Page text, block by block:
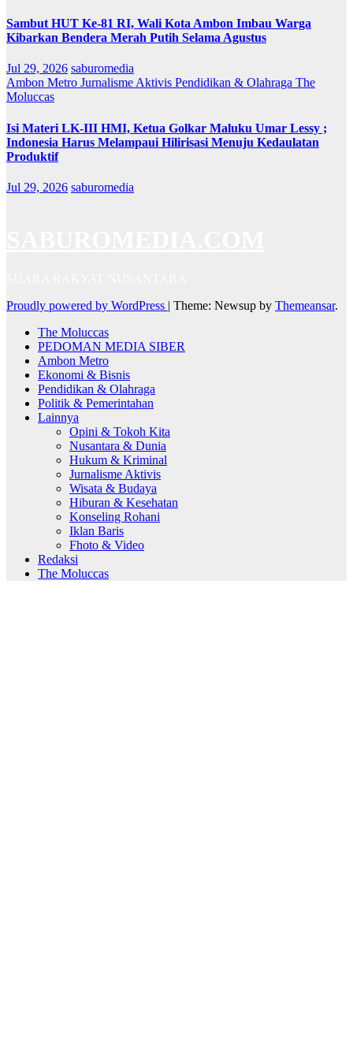
Sambut HUT Ke-81 RI, Wali Kota Ambon Imbau Warga
Kibarkan Bendera Merah Putih Selama Agustus
Jul 29, 2026 saburomedia
Ambon Metro Jurnalisme Aktivis Pendidikan & Olahraga The
Moluccas
Isi Materi LK-III HMI, Ketua Golkar Maluku Umar Lessy ;
Indonesia Harus Melampaui Hilirisasi Menuju Kedaulatan
Produktif
Jul 29, 2026 saburomedia
Proudly powered by WordPress | Theme: Newsup by Themeansar.
The Moluccas
PEDOMAN MEDIA SIBER
Ambon Metro
Ekonomi & Bisnis
Pendidikan & Olahraga
Politik & Pemerintahan
Lainnya
Opini & Tokoh Kita
Nusantara & Dunia
Hukum & Kriminal
Jurnalisme Aktivis
Wisata & Budaya
Hiburan & Kesehatan
Konseling Rohani
Iklan Baris
Fhoto & Video
Redaksi
The Moluccas